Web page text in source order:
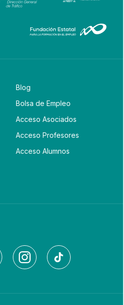
Blog
Bolsa de Empleo
Acceso Asociados
Acceso Profesores
Acceso Alumnos